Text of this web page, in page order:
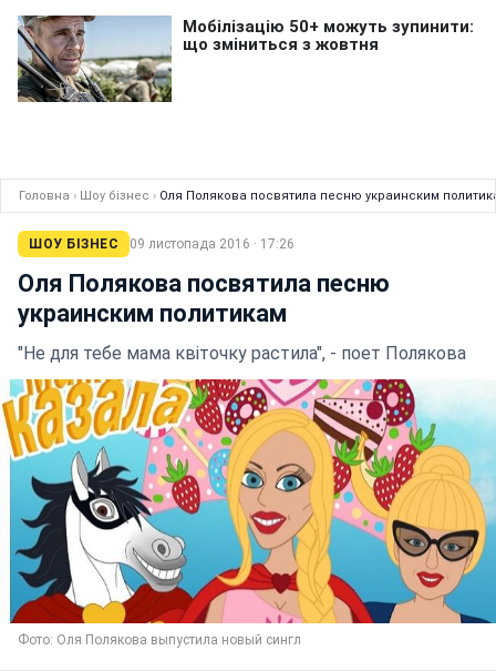
Головна › Шоу бізнес › Оля Полякова посвятила песню украинским
ШОУ БІЗНЕС 09 листопада 2016 · 17:26
Оля Полякова посвятила песню
украинским политикам
"Не для тебе мама квіточку растила", - поет Полякова
Фото: Оля Полякова выпустила новый сингл